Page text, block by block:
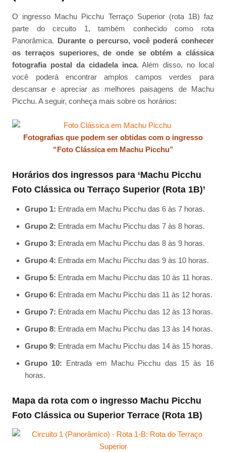
O ingresso Machu Picchu Terraço Superior (rota 1B) faz
parte do circuito 1, também conhecido como rota
Panorâmica. Durante o percurso, você poderá conhecer
os terraços superiores, de onde se obtém a clássica
fotografia postal da cidadela inca. Além disso, no local
você poderá encontrar amplos campos verdes para
descansar e apreciar as melhores paisagens de Machu
Picchu. A seguir, conheça mais sobre os horários:
Fotografias que podem ser obtidas com o ingresso
“Foto Clássica em Machu Picchu”
Horários dos ingressos para ‘Machu Picchu
Foto Clássica ou Terraço Superior (Rota 1B)’
Grupo 1: Entrada em Machu Picchu das 6 às 7 horas.
Grupo 2: Entrada em Machu Picchu das 7 às 8 horas.
Grupo 3: Entrada em Machu Picchu das 8 às 9 horas.
Grupo 4: Entrada em Machu Picchu das 9 às 10 horas.
Grupo 5: Entrada em Machu Picchu das 10 às 11 horas.
Grupo 6: Entrada em Machu Picchu das 11 às 12 horas.
Grupo 7: Entrada em Machu Picchu das 12 às 13 horas.
Grupo 8: Entrada em Machu Picchu das 13 às 14 horas.
Grupo 9: Entrada em Machu Picchu das 14 às 15 horas.
Grupo 10: Entrada em Machu Picchu das 15 às 16
horas.
Mapa da rota com o ingresso Machu Picchu
Foto Clássica ou Superior Terrace (Rota 1B)